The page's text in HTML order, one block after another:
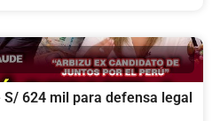
S/ 624 mil para defensa legal